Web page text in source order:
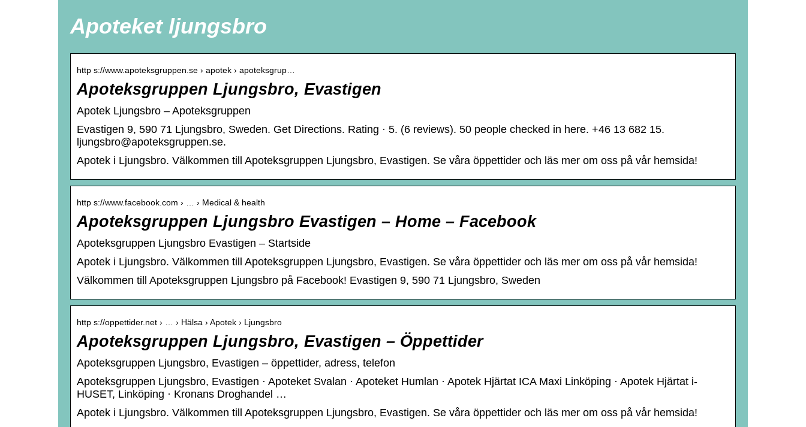
Apoteket ljungsbro
http s://www.apoteksgruppen.se › apotek › apoteksgrup…
Apoteksgruppen Ljungsbro, Evastigen
Apotek Ljungsbro – Apoteksgruppen
Evastigen 9, 590 71 Ljungsbro, Sweden. Get Directions. Rating · 5. (6 reviews). 50 people checked in here. +46 13 682 15.
ljungsbro@apoteksgruppen.se.
Apotek i Ljungsbro. Välkommen till Apoteksgruppen Ljungsbro, Evastigen. Se våra öppettider och läs mer om oss på vår hemsida!
http s://www.facebook.com › … › Medical & health
Apoteksgruppen Ljungsbro Evastigen – Home – Facebook
Apoteksgruppen Ljungsbro Evastigen – Startside
Apotek i Ljungsbro. Välkommen till Apoteksgruppen Ljungsbro, Evastigen. Se våra öppettider och läs mer om oss på vår hemsida!
Välkommen till Apoteksgruppen Ljungsbro på Facebook! Evastigen 9, 590 71 Ljungsbro, Sweden
http s://oppettider.net › … › Hälsa › Apotek › Ljungsbro
Apoteksgruppen Ljungsbro, Evastigen – Öppettider
Apoteksgruppen Ljungsbro, Evastigen – öppettider, adress, telefon
Apoteksgruppen Ljungsbro, Evastigen · Apoteket Svalan · Apoteket Humlan · Apotek Hjärtat ICA Maxi Linköping · Apotek Hjärtat i-
HUSET, Linköping · Kronans Droghandel …
Apotek i Ljungsbro. Välkommen till Apoteksgruppen Ljungsbro, Evastigen. Se våra öppettider och läs mer om oss på vår hemsida!